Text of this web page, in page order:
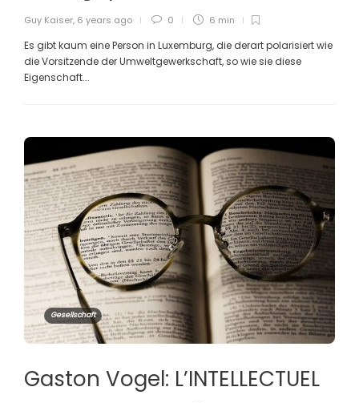
Guy Kaiser, 6 years ago 0 6 min
Es gibt kaum eine Person in Luxemburg, die derart polarisiert wie
die Vorsitzende der Umweltgewerkschaft, so wie sie diese
Eigenschaft...
Gesellschaft
Gaston Vogel: L’INTELLECTUEL